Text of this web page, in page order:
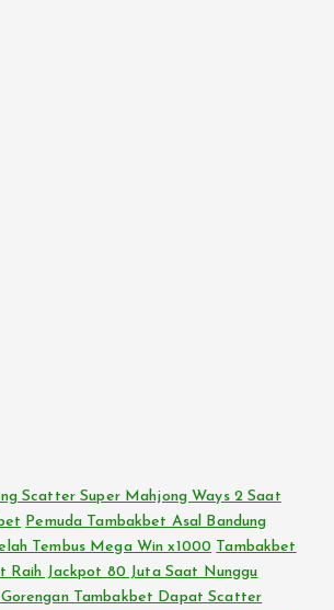
Scatter Super Mahjong Ways 2 Saat
Pemuda Tambakbet Asal Bandung
Tembus Mega Win x1000 Tambakbet
Raih Jackpot 80 Juta Saat Nunggu
Gorengan Tambakbet Dapat Scatter